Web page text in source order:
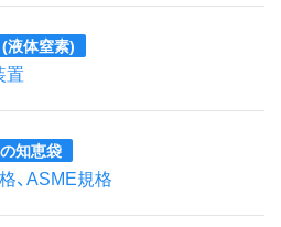
液体窒素)
置
知恵袋
、ASME規格